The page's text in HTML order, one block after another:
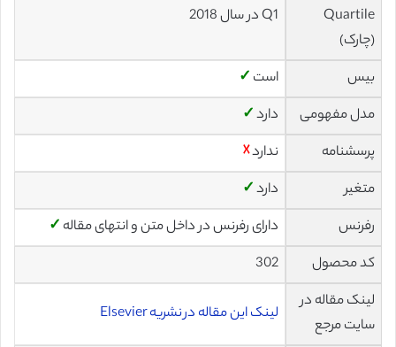
Quartile
(چارک)
Q1 در سال 2018
بیس است ✓
مدل مفهومی
دارد✓
پرسشنامه
ندارد☓
متغیر
دارد✓
رفرنس
دارای رفرنس در داخل متن و انتهای مقاله ✓
کد محصول
302
لینک مقاله در
سایت مرجع
لینک این مقاله در نشریه Elsevier